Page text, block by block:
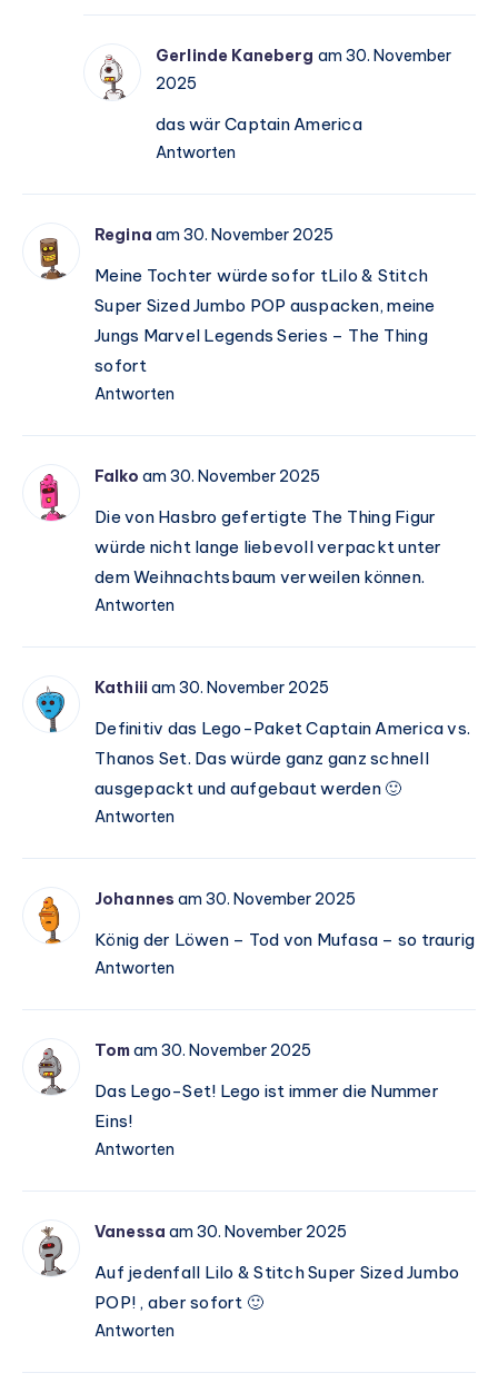
Schultüte
🏎️
Gerlinde Kaneberg am 30. November
2025
das wär Captain America
Antworten
Regina am 30. November 2025
Meine Tochter würde sofor tLilo & Stitch
Super Sized Jumbo POP auspacken, meine
Jungs Marvel Legends Series – The Thing
sofort
Antworten
Falko am 30. November 2025
Die von Hasbro gefertigte The Thing Figur
würde nicht lange liebevoll verpackt unter
dem Weihnachtsbaum verweilen können.
Antworten
Kathiiiam 30. November 2025
Definitiv das Lego-Paket Captain America vs.
Thanos Set. Das würde ganz ganz schnell
ausgepackt und aufgebaut werden 🙂
Antworten
Johannes am 30. November 2025
König der Löwen – Tod von Mufasa – so traurig
Antworten
Tomam 30. November 2025
Das Lego-Set! Lego ist immer die Nummer
Eins!
Antworten
Vanessa am 30. November 2025
Auf jedenfall Lilo & Stitch Super Sized Jumbo
POP! , aber sofort 🙂
Antworten